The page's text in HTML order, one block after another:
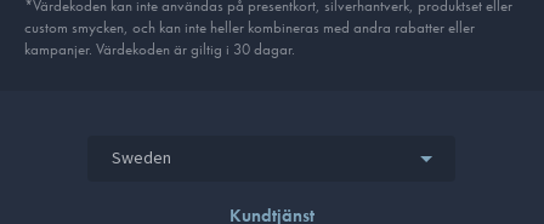
*Värdekoden kan inte användas på presentkort, silverhantverk, produkt­set eller
custom smycken, och kan inte heller kombineras med andra rabatter eller
kampanjer. Värdekoden är giltig i 30 dagar.
Sweden
Kundtjänst